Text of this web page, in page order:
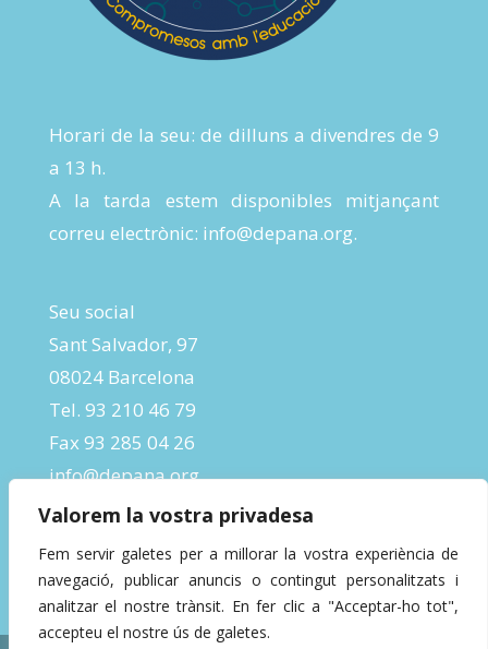
Valorem la vostra privadesa
Fem servir galetes per a millorar la vostra experiència de
navegació, publicar anuncis o contingut personalitzats i
analitzar el nostre trànsit. En fer clic a "Acceptar-ho tot",
accepteu el nostre ús de galetes.
Horari de la seu: de dilluns a divendres de 9
a 13 h.
A la tarda estem disponibles mitjançant
correu electrònic: info@depana.org.
Seu social
Sant Salvador, 97
08024 Barcelona
Tel. 93 210 46 79
Fax 93 285 04 26
info@depana.org